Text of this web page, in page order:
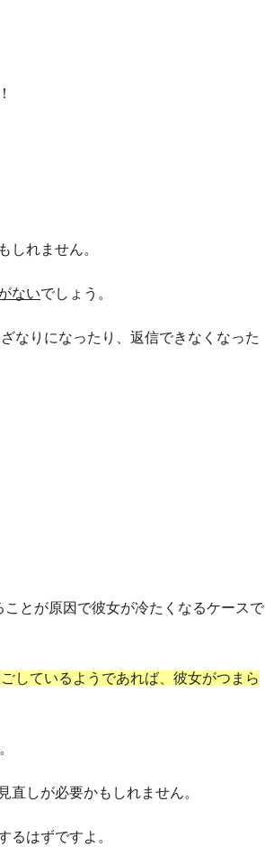
しれません。
ないでしょう。
なりになったり、返信できなくなった
とが原因で彼女が冷たくなるケースで
しているようであれば、彼女がつまら
しが必要かもしれません。
るはずですよ。